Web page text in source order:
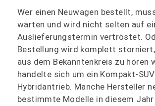
Wer einen Neuwagen bestellt,
warten und wird nicht selten auf
Auslieferungstermin vertröstet.
Bestellung wird komplett
aus dem Bekanntenkreis zu hören
handelte sich um ein Kompakt-
Hybridantrieb. Manche Hersteller
bestimmte Modelle in diesem Jahr